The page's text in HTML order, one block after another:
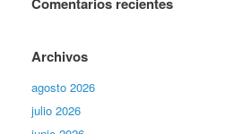
Archivos
agosto 2026
julio 2026